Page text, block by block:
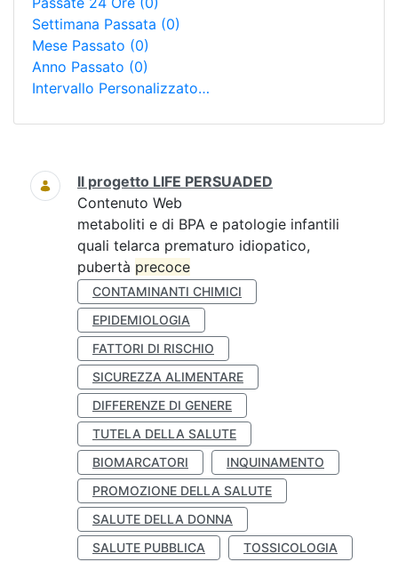
Settimana Passata (0)
Mese Passato (0)
Anno Passato (0)
Intervallo Personalizzato…
Ricerca
Il progetto LIFE PERSUADED
Contenuto Web
metaboliti e di BPA e patologie infantili
quali telarca prematuro idiopatico,
pubertà precoce
CONTAMINANTI CHIMICI
EPIDEMIOLOGIA
FATTORI DI RISCHIO
SICUREZZA ALIMENTARE
DIFFERENZE DI GENERE
TUTELA DELLA SALUTE
BIOMARCATORI
INQUINAMENTO
PROMOZIONE DELLA SALUTE
SALUTE DELLA DONNA
SALUTE PUBBLICA
TOSSICOLOGIA